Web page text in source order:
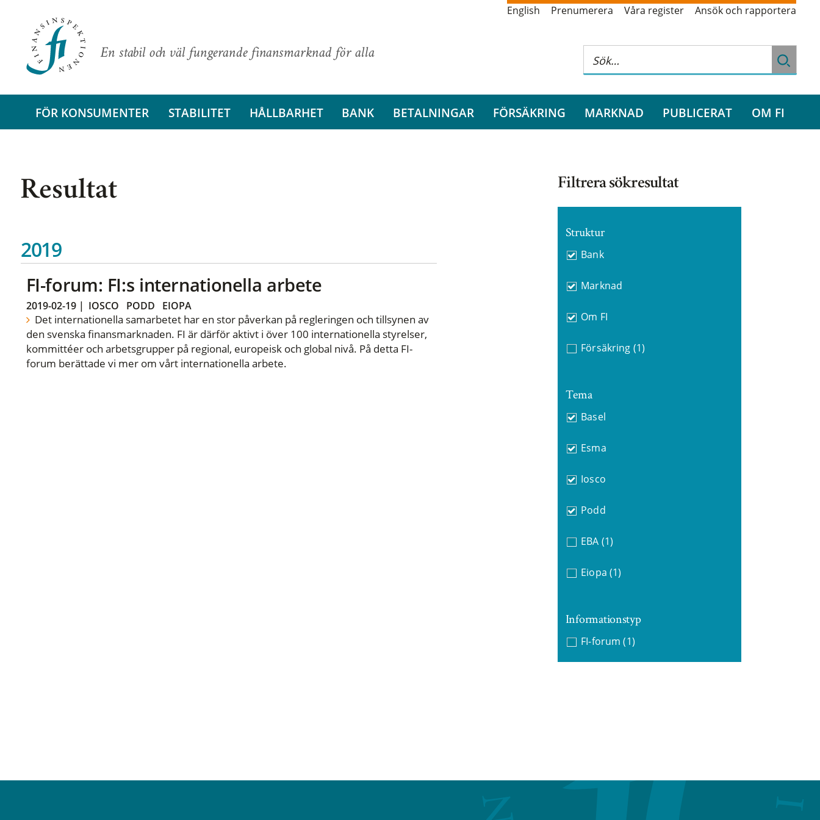
En stabil och väl fungerande finansmarknad för alla
English Prenumerera Våra register Ansök och rapportera
FÖR KONSUMENTER STABILITET HÅLLBARHET BANK BETALNINGAR FÖRSÄKRING MARKNAD PUBLICERAT OM FI
Resultat
2019
FI-forum: FI:s internationella arbete
2019-02-19| IOSCO PODD EIOPA
Det internationella samarbetet har en stor påverkan på regleringen och tillsynen av
den svenska finansmarknaden. FI är därför aktivt i över 100 internationella styrelser,
kommittéer och arbetsgrupper på regional, europeisk och global nivå. På detta FI-
forum berättade vi mer om vårt internationella arbete.
Filtrera sökresultat
Struktur
Bank
Marknad
Om FI
Försäkring (1)
Tema
Basel
Esma
Iosco
Podd
EBA (1)
Eiopa (1)
Informationstyp
FI-forum (1)